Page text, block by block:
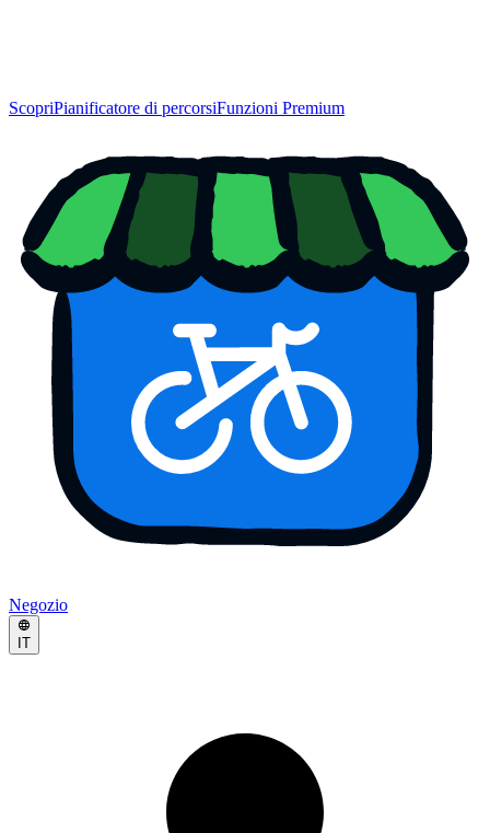
ScopriPianificatore di percorsiFunzioni Premium
Negozio
IT